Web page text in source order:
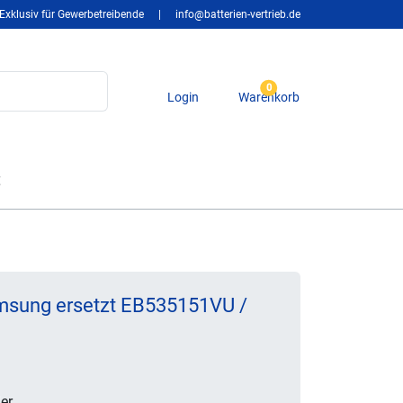
Exklusiv für Gewerbetreibende info@batterien-vertrieb.de
Login
0
Warenkorb
ersetzt EB535151VU /